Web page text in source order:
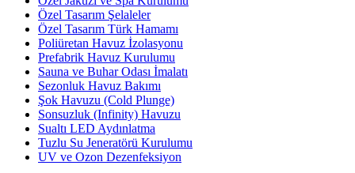
Özel Tasarım Şelaleler
Özel Tasarım Türk Hamamı
Poliüretan Havuz İzolasyonu
Prefabrik Havuz Kurulumu
Sauna ve Buhar Odası İmalatı
Sezonluk Havuz Bakımı
Şok Havuzu (Cold Plunge)
Sonsuzluk (Infinity) Havuzu
Sualtı LED Aydınlatma
Tuzlu Su Jeneratörü Kurulumu
UV ve Ozon Dezenfeksiyon